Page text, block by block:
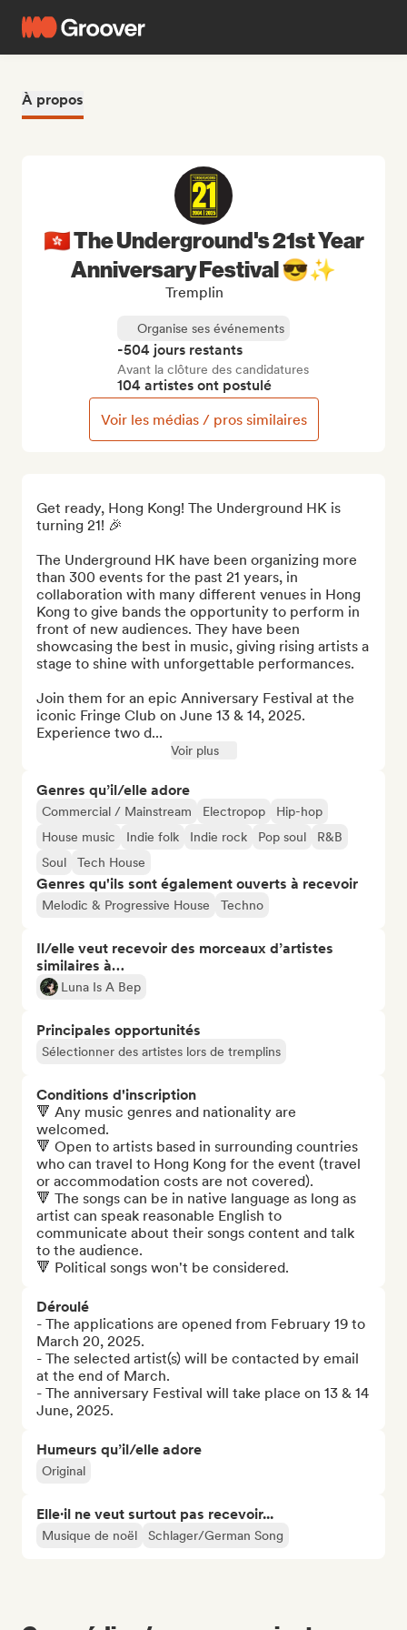
À propos
Get ready, Hong Kong! The Underground HK is
turning 21! 🎉
The Underground HK have been organizing more
than 300 events for the past 21 years, in
collaboration with many different venues in Hong
Kong to give bands the opportunity to perform in
front of new audiences. They have been
showcasing the best in music, giving rising artists a
stage to shine with unforgettable performances.
Join them for an epic Anniversary Festival at the
iconic Fringe Club on June 13 & 14, 2025.
Experience two d...
Voir plus
Genres qu’il/elle adore
Commercial / Mainstream Electropop
Hip-hop
House music
Indie folk Indie rock Pop soul
R&B
Soul
Tech House
Genres qu'ils sont également ouverts à recevoir
Melodic & Progressive House Techno
Il/elle veut recevoir des morceaux d’artistes
similaires à…
Luna Is A Bep
Principales opportunités
Sélectionner des artistes lors de tremplins
Conditions d'inscription
🔻 Any music genres and nationality are
welcomed.
🔻 Open to artists based in surrounding countries
who can travel to Hong Kong for the event (travel
or accommodation costs are not covered).
🔻 The songs can be in native language as long as
artist can speak reasonable English to
communicate about their songs content and talk
to the audience.
🔻 Political songs won't be considered.
Déroulé
- The applications are opened from February 19 to
March 20, 2025.
- The selected artist(s) will be contacted by email
at the end of March.
- The anniversary Festival will take place on 13 & 14
June, 2025.
Humeurs qu’il/elle adore
Original
Elle·il ne veut surtout pas recevoir...
Musique de noël Schlager/German Song
🇭🇰 The Underground's 21st Year
Anniversary Festival 😎✨
Tremplin
Organise ses événements
-504 jours restants
Avant la clôture des candidatures
104 artistes ont postulé
Voir les médias / pros similaires